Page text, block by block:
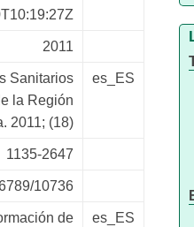
2011
Sanitarios
la Región
2011; (18)
es_ES
1135-2647
10736
de
es_ES